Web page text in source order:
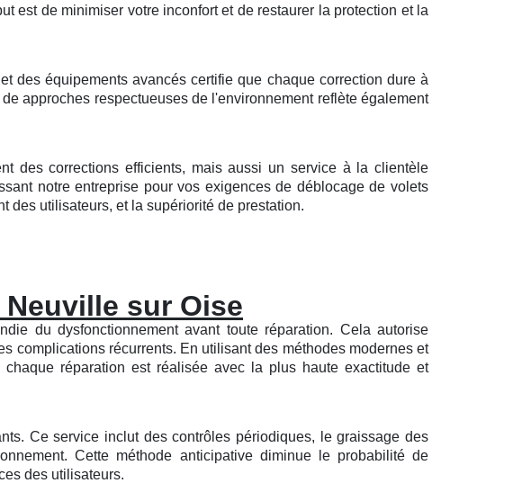
est de minimiser votre inconfort et de restaurer la protection et la
des équipements avancés certifie que chaque correction dure à
approches respectueuses de l'environnement reflète également
des corrections efficients, mais aussi un service à la clientèle
notre entreprise pour vos exigences de déblocage de volets
des utilisateurs, et la supériorité de prestation.
sur Oise
du dysfonctionnement avant toute réparation. Cela autorise
complications récurrents. En utilisant des méthodes modernes et
réparation est réalisée avec la plus haute exactitude et
Ce service inclut des contrôles périodiques, le graissage des
Cette méthode anticipative diminue le probabilité de
des utilisateurs.